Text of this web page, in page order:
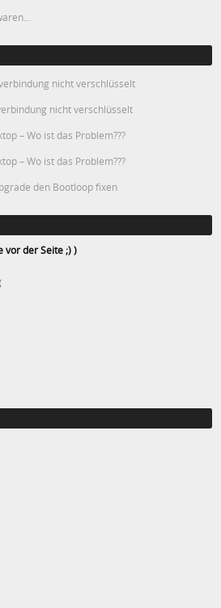
nicht verschlüsselt
nicht verschlüsselt
– Wo ist das Problem???
– Wo ist das Problem???
den Bootloop fixen
vor der Seite ;) )